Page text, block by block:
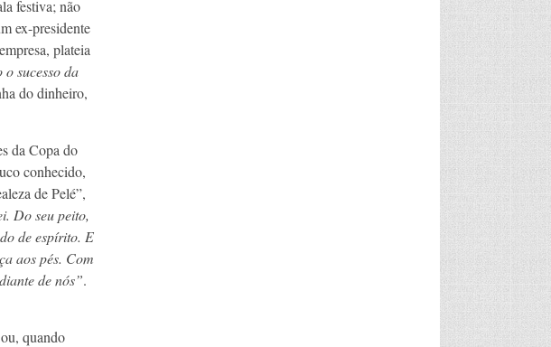
festiva; não
ex-presidente
plateia
sucesso da
do dinheiro,
da Copa do
conhecido,
de Pelé”,
Do seu peito,
de espírito. E
aos pés. Com
de nós”.
quando